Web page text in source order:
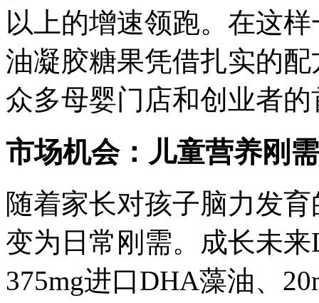
以上的增速领跑。在这
油凝胶糖果凭借扎实的
众多母婴门店和创业者的
市场机会：儿童营养刚
随着家长对孩子脑力发
变为日常刚需。成长未
375mg进口DHA藻油、